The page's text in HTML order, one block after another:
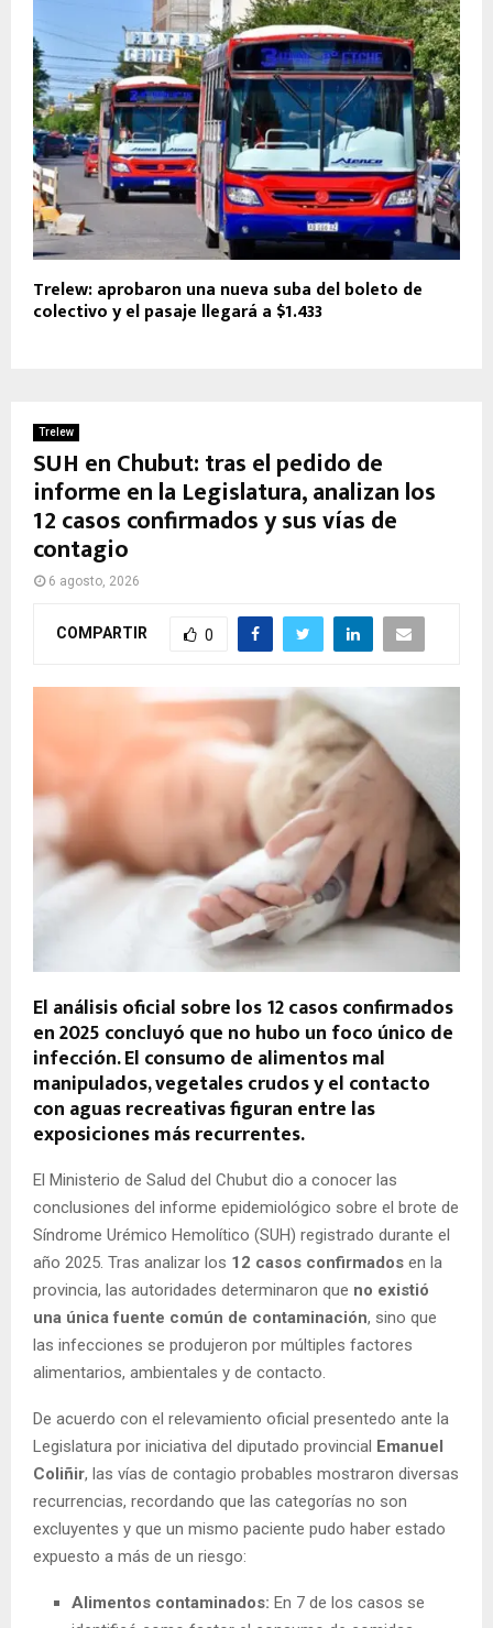
Trelew: aprobaron una nueva suba del boleto de
colectivo y el pasaje llegará a $1.433
Trelew
SUH en Chubut: tras el pedido de
informe en la Legislatura, analizan los
12 casos confirmados y sus vías de
contagio
6 agosto, 2026
COMPARTIR 0
El análisis oficial sobre los 12 casos confirmados
en 2025 concluyó que no hubo un foco único de
infección. El consumo de alimentos mal
manipulados, vegetales crudos y el contacto
con aguas recreativas figuran entre las
exposiciones más recurrentes.
El Ministerio de Salud del Chubut dio a conocer las
conclusiones del informe epidemiológico sobre el brote de
Síndrome Urémico Hemolítico (SUH) registrado durante el
año 2025. Tras analizar los 12 casos confirmados en la
provincia, las autoridades determinaron que no existió
una única fuente común de contaminación, sino que
las infecciones se produjeron por múltiples factores
alimentarios, ambientales y de contacto.
De acuerdo con el relevamiento oficial presentedo ante la
Legislatura por iniciativa del diputado provincial Emanuel
Coliñir, las vías de contagio probables mostraron diversas
recurrencias, recordando que las categorías no son
excluyentes y que un mismo paciente pudo haber estado
expuesto a más de un riesgo:
Alimentos contaminados: En 7 de los casos se